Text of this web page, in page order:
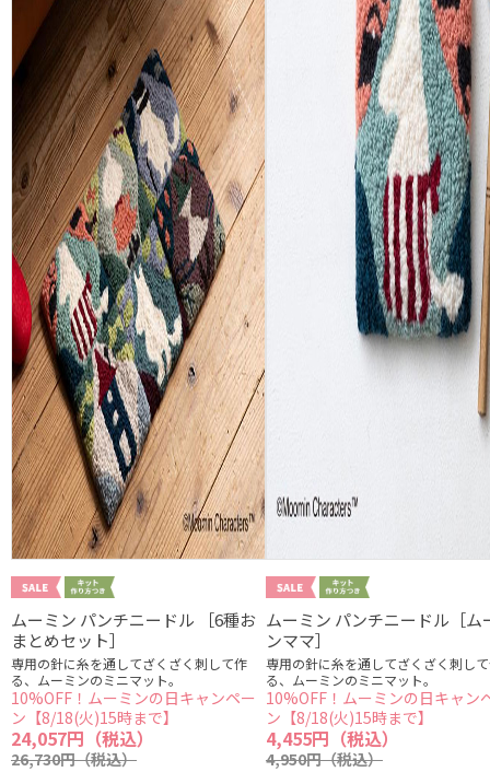
ムーミン パンチニードル ［6種お
まとめセット］
専用の針に糸を通してざくざく刺して作
る、ムーミンのミニマット。
10%OFF！ムーミンの日キャンペー
ン【8/18(火)15時まで】
24,057円（税込）
26,730円（税込）
ムーミン パンチニードル［ム
ンママ］
専用の針に糸を通してざくざく刺し
る、ムーミンのミニマット。
10%OFF！ムーミンの日キャン
ン【8/18(火)15時まで】
4,455円（税込）
4,950円（税込）